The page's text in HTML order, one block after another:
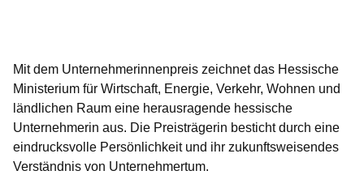
Mit dem Unternehmerinnenpreis zeichnet das Hessische
Ministerium für Wirtschaft, Energie, Verkehr, Wohnen und
ländlichen Raum eine herausragende hessische
Unternehmerin aus. Die Preisträgerin besticht durch eine
eindrucksvolle Persönlichkeit und ihr zukunftsweisendes
Verständnis von Unternehmertum.